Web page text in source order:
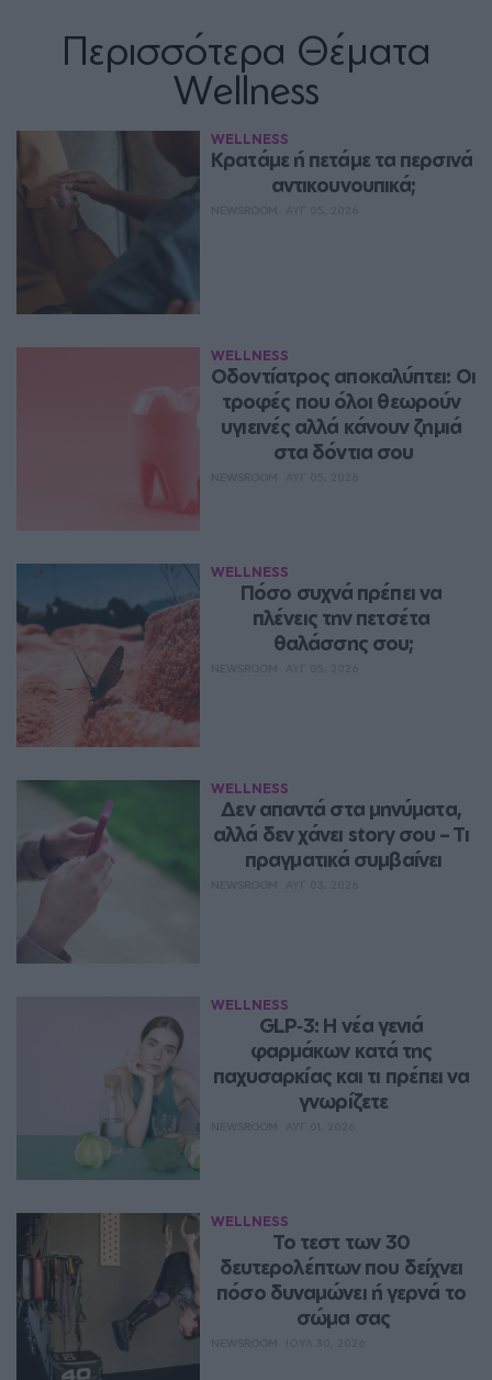
Περισσότερα Θέματα
Wellness
WELLNESS
Κρατάμε ή πετάμε τα περσινά
αντικουνουπικά;
WELLNESS
Οδοντίατρος αποκαλύπτει: Οι
τροφές που όλοι θεωρούν
υγιεινές αλλά κάνουν ζημιά
στα δόντια σου
WELLNESS
Πόσο συχνά πρέπει να
πλένεις την πετσέτα
θαλάσσης σου;
WELLNESS
Δεν απαντά στα μηνύματα,
αλλά δεν χάνει story σου – Τι
πραγματικά συμβαίνει
WELLNESS
GLP‑3: Η νέα γενιά
φαρμάκων κατά της
παχυσαρκίας και τι πρέπει να
γνωρίζετε
WELLNESS
Το τεστ των 30
δευτερολέπτων που δείχνει
πόσο δυναμώνει ή γερνά το
σώμα σας